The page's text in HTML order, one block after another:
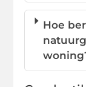
Hoe